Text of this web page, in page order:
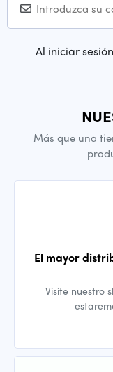
Al iniciar
Más que una
El mayor
Visite nuestro